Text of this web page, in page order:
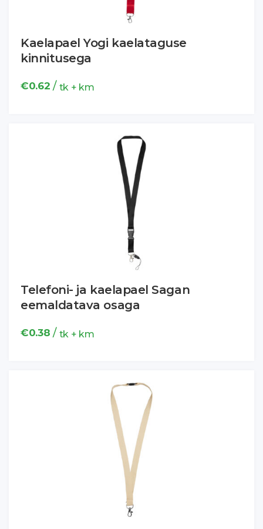
Kaelapael Yogi kaelataguse
kinnitusega
€0.62 / tk + km
Telefoni- ja kaelapael Sagan
eemaldatava osaga
€0.38 / tk + km